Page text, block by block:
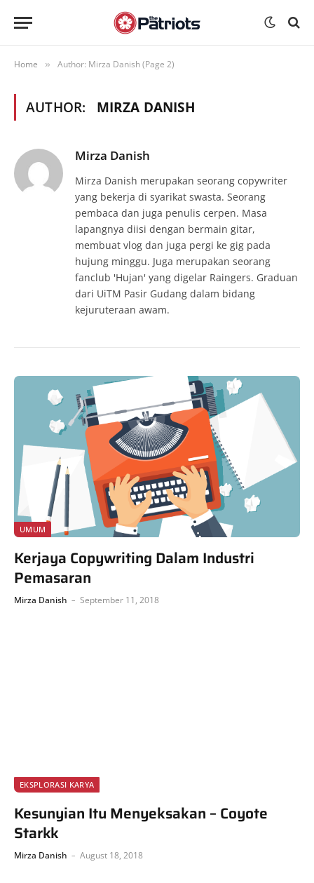
Home » Author: Mirza Danish (Page 2)
AUTHOR: MIRZA DANISH
Mirza Danish
Mirza Danish merupakan seorang copywriter
yang bekerja di syarikat swasta. Seorang
pembaca dan juga penulis cerpen. Masa
lapangnya diisi dengan bermain gitar,
membuat vlog dan juga pergi ke gig pada
hujung minggu. Juga merupakan seorang
fanclub 'Hujan' yang digelar Raingers. Graduan
dari UiTM Pasir Gudang dalam bidang
kejuruteraan awam.
UMUM
Kerjaya Copywriting Dalam Industri
Pemasaran
Mirza Danish September 11, 2018
EKSPLORASI KARYA
Kesunyian Itu Menyeksakan – Coyote
Starkk
Mirza Danish August 18, 2018